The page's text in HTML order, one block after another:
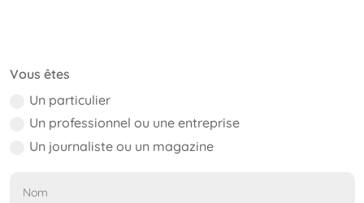
Vous êtes
Un particulier
Un professionnel ou une entreprise
Un journaliste ou un magazine